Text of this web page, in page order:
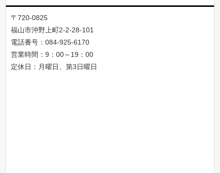
〒720-0825
福山市沖野上町2-2-28-101
電話番号：084-925-6170
営業時間：9：00～19：00
定休日：月曜日、第3日曜日